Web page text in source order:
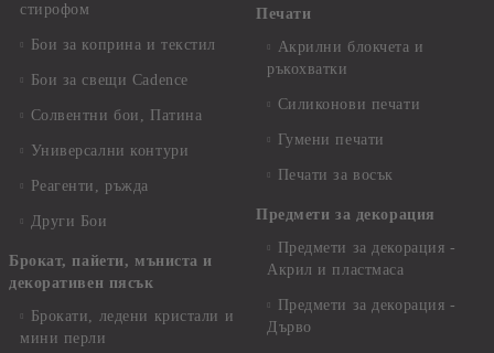
стирофом
Бои за коприна и текстил
Бои за свещи Cadence
Солвентни бои, Патина
Универсални контури
Реагенти, ръжда
Други Бои
Брокат, пайети, мъниста и
декоративен пясък
Брокати, ледени кристали и
мини перли
Печати
Акрилни блокчета и
ръкохватки
Силиконови печати
Гумени печати
Печати за восък
Предмети за декорация
Предмети за декорация -
Акрил и пластмаса
Предмети за декорация -
Дърво